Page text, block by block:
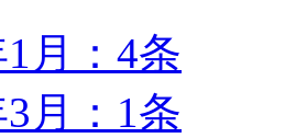
月：4条
月：1条